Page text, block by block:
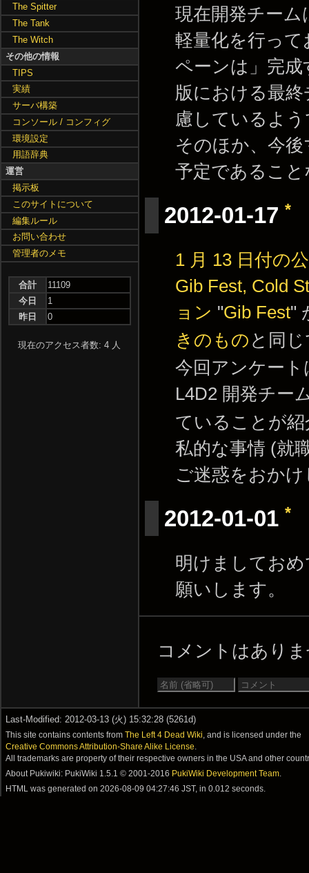
現在開発チーム
軽量化を行って
ペーンは」完成
版における最
慮しているよ
そのほか、今
予定であるこ
2012-01-17 *
1 月 13 日付の
Gib Fest, Cold
ョン "Gib Fest"
きのもの と同
今回アンケー
L4D2 開発チー
ていることが
私的な事情 (就
ご迷惑をおか
2012-01-01 *
明けましてお
願いします。
コメントはあり
The Spitter
The Tank
The Witch
その他の情報
TIPS
実績
サーバ構築
コンソール / コンフィグ
環境設定
用語辞典
運営
掲示板
このサイトについて
編集ルール
お問い合わせ
管理者のメモ
合計
11109
今日
1
昨日
0
現在のアクセス者数: 4 人
Last-Modified: 2012-03-13 (火) 15:32:28 (5261d)
This site contains contents fromThe Left 4 Dead Wiki , and is licensed under the
Creative Commons Attribution-Share Alike License
All trademarks are property of their respective owners in the USA and other
About Pukiwiki: PukiWiki 1.5.1 © 2001-2016 PukiWiki Development Team
HTML was generated on2026-08-09 04:27:46 JST, in 0.012 seconds.